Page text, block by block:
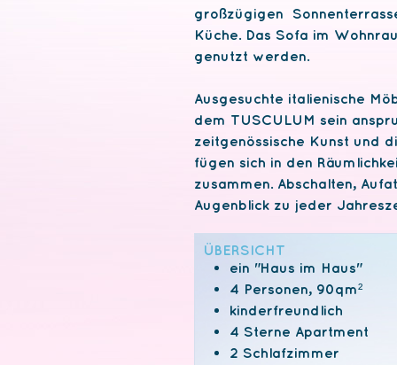
großzügigen
Küche. Das Sofa im
genutzt werden.
Ausgesuchte italienische
dem TUSCULUM sein
zeitgenössische Kunst und
fügen sich in den
zusammen. Abschalten,
Augenblick zu jeder
ÜBERSICHT
ein "Haus im Haus"
4 Personen, 90qm²
kinderfreundlich
4 Sterne Apartment
2 Schlafzimmer